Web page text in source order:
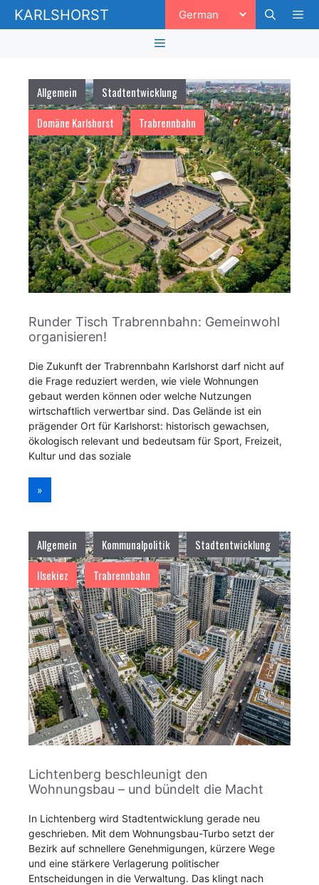
Zum
InhaltKARLSHORST
Allgemein
Stadtentwicklung
Domäne Karlshorst
Trabrennbahn
Runder Tisch Trabrennbahn: Gemeinwohl
organisieren!
Die Zukunft der Trabrennbahn Karlshorst darf nicht auf
die Frage reduziert werden, wie viele Wohnungen
gebaut werden können oder welche Nutzungen
wirtschaftlich verwertbar sind. Das Gelände ist ein
prägender Ort für Karlshorst: historisch gewachsen,
ökologisch relevant und bedeutsam für Sport, Freizeit,
Kultur und das soziale
»
Allgemein Kommunalpolitik
Stadtentwicklung
Ilsekiez
Trabrennbahn
Lichtenberg beschleunigt den
Wohnungsbau – und bündelt die Macht
In Lichtenberg wird Stadtentwicklung gerade neu
geschrieben. Mit dem Wohnungsbau-Turbo setzt der
Bezirk auf schnellere Genehmigungen, kürzere Wege
und eine stärkere Verlagerung politischer
Entscheidungen in die Verwaltung. Das klingt nach